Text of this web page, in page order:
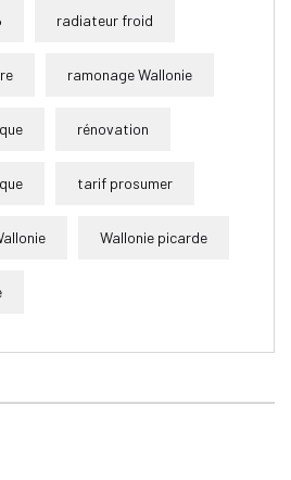
radiateur froid
ramonage Wallonie
rénovation
tarif prosumer
Wallonie picarde